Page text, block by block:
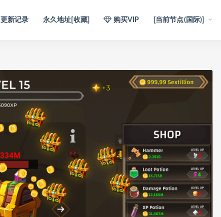
更新记录 永久地址[收藏] 购买VIP [当前节点(国际)]